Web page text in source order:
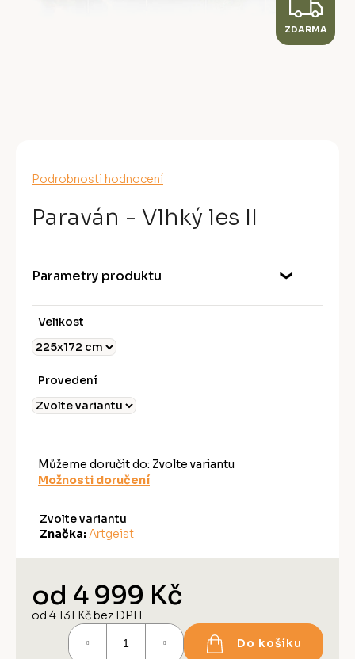
Průměrné
produktu
je
5
hvězdiček.
Podrobnosti hodnocení
Paraván - Vlhký les II
Parametry produktu
Velikost
Provedení
Můžeme doručit do: Zvolte variantu
Možnosti doručení
Zvolte variantu
Značka: Artgeist
od 4 999 Kč
od 4 131 Kčbez DPH
Do košíku
Z
D
ZDARMA